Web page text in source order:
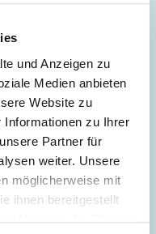
und Anzeigen zu
Medien anbieten
Website zu
Informationen zu Ihrer
Partner für
weiter. Unsere
möglicherweise mit
ihnen bereitgestellt